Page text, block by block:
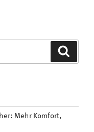
Mehr Komfort,